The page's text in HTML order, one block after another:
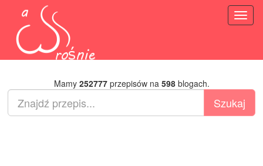
Mamy 252777przepisów na 598blogach.